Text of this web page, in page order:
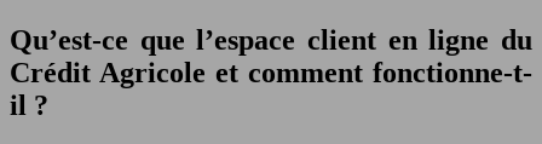
Qu’est-ce que l’espace client en ligne du
Crédit Agricole et comment fonctionne-t-
il ?